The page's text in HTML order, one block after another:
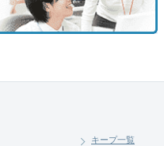
キープ一覧